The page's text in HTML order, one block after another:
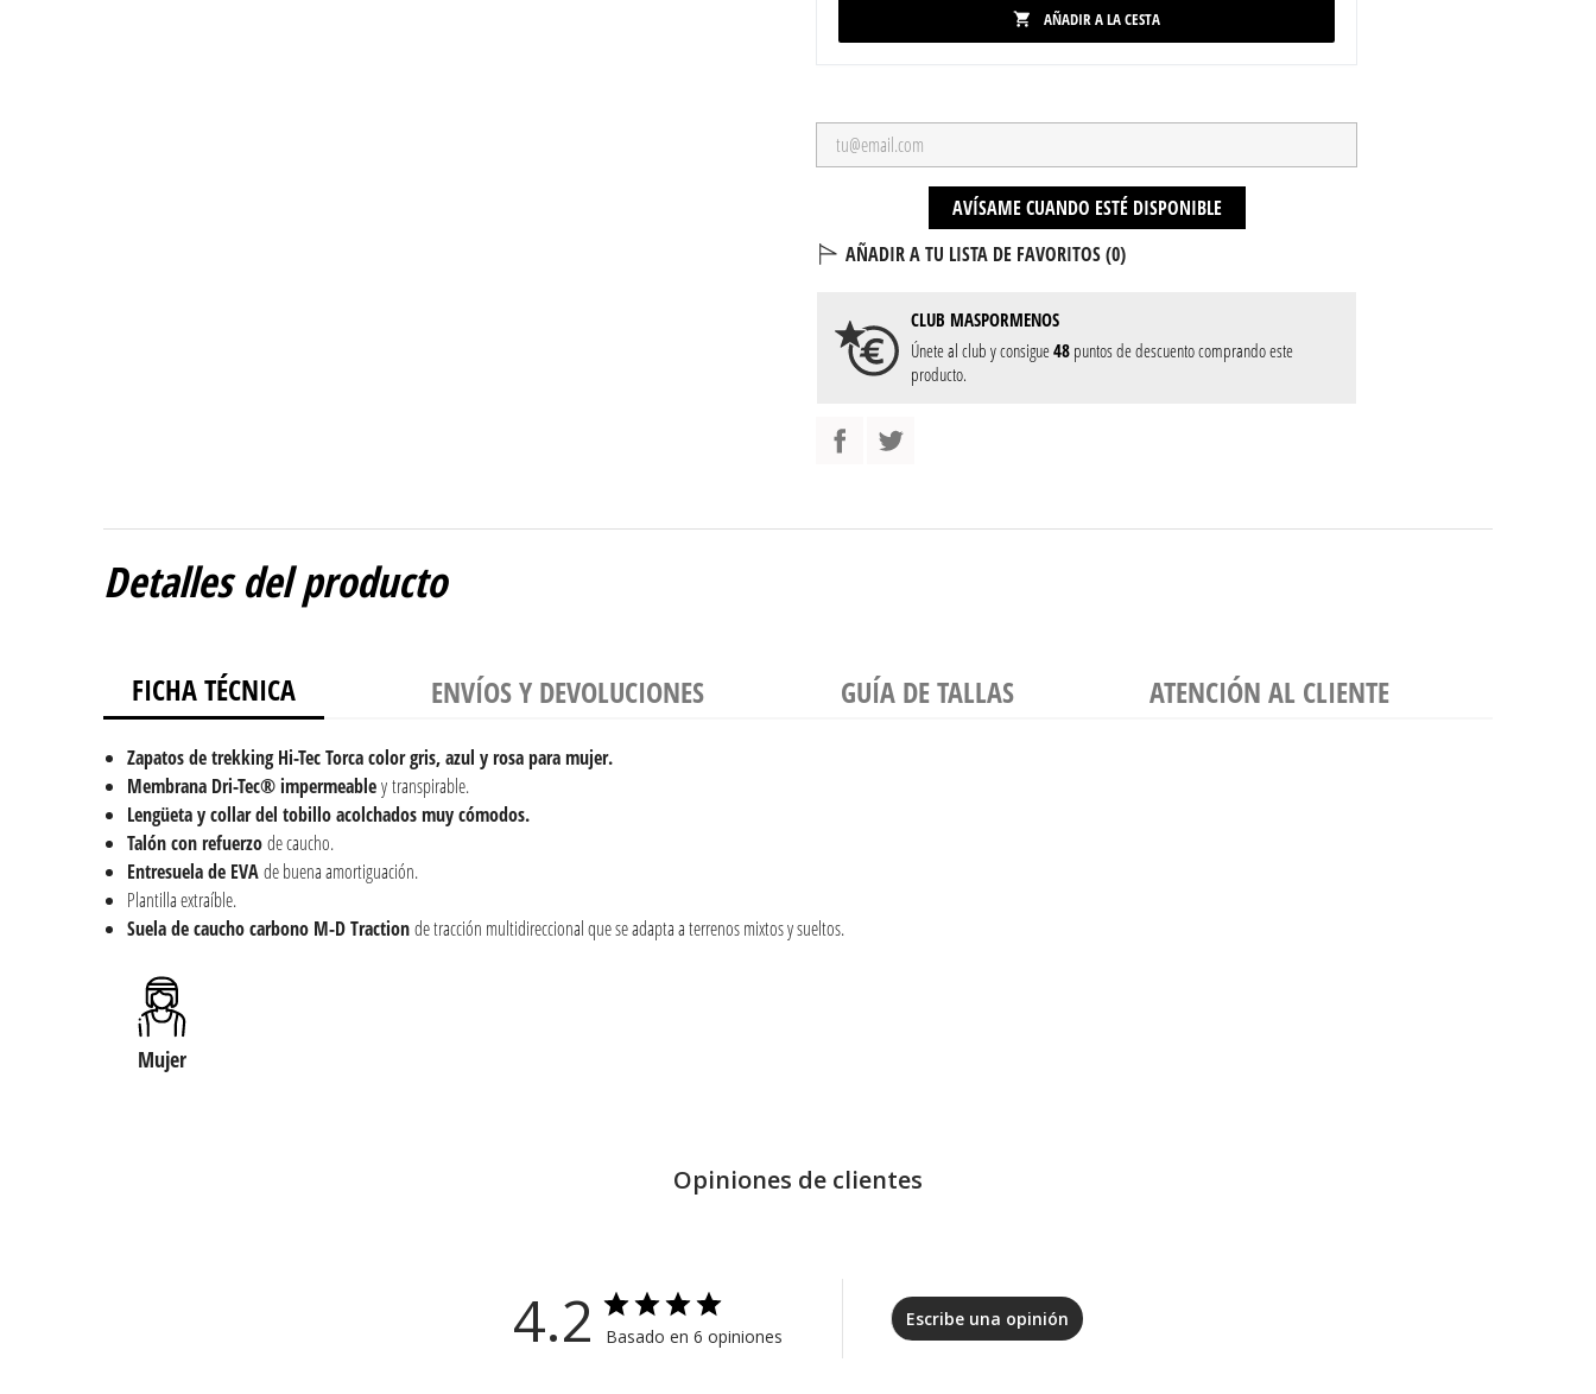
 AÑADIR A LA CESTA
AVÍSAME CUANDO ESTÉ DISPONIBLE
AÑADIR A TU LISTA DE FAVORITOS (0)
CLUB MASPORMENOS
Únete al club y consigue48puntos de descuento comprando este
producto.
Detalles del producto
FICHA TÉCNICA ENVÍOS Y DEVOLUCIONES GUÍA DE TALLAS ATENCIÓN AL CLIENTE
Zapatos de trekking Hi-Tec Torca color gris, azul y rosa para mujer.
Membrana Dri-Tec® impermeabley transpirable.
Lengüeta y collar del tobillo acolchados muy cómodos.
Talón con refuerzode caucho.
Entresuela de EVAde buena amortiguación.
Plantilla extraíble.
Suela de caucho carbono M-D Tractionde tracción multidireccional que se adapta a terrenos mixtos y sueltos.
Mujer
Opiniones de clientes
4.2 Basado en 6 opiniones
Escribe una opinión